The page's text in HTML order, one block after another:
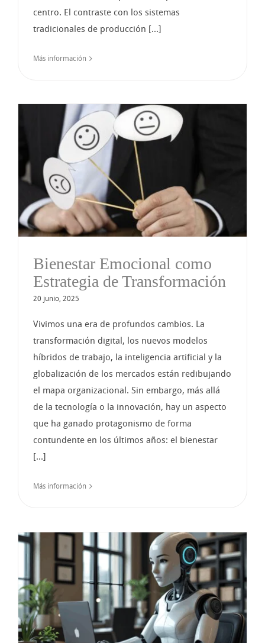
centro. El contraste con los sistemas
tradicionales de producción [...]
Más información
Bienestar Emocional como
Estrategia de Transformación
20 junio, 2025
Vivimos una era de profundos cambios. La
transformación digital, los nuevos modelos
híbridos de trabajo, la inteligencia artificial y la
globalización de los mercados están redibujando
el mapa organizacional. Sin embargo, más allá
de la tecnología o la innovación, hay un aspecto
que ha ganado protagonismo de forma
contundente en los últimos años: el bienestar
[...]
Más información